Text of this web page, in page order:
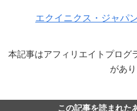
エクイニクス・ジャパ
本記事はアフィリエイトプログ
があ
この記事を読まれた